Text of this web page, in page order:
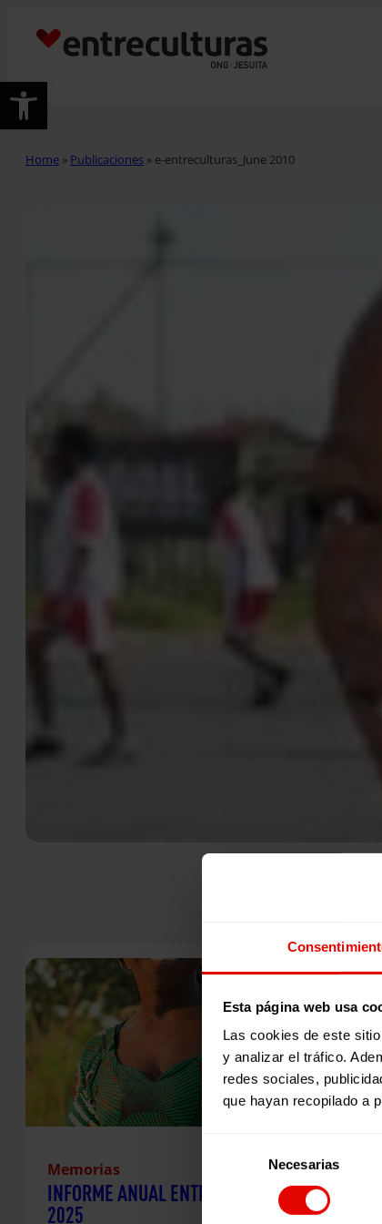
Esta página web usa
Las cookies de este
y analizar el tráfico.
redes sociales,
que hayan recopilado a
consentimiento
Necesarias
Abrir barra de herramientas
Home » Publicaciones » e-entreculturas_June 2010
Memorias
INFORME ANUAL ENTRECULTURAS
2025